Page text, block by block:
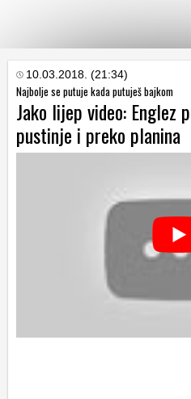
KATEGORIJE
HRVATSKI
WEB
10.03.2018. (21:34)
Najbolje se putuje kada putuješ bajkom
Jako lijep video: Englez
pustinje i preko planina